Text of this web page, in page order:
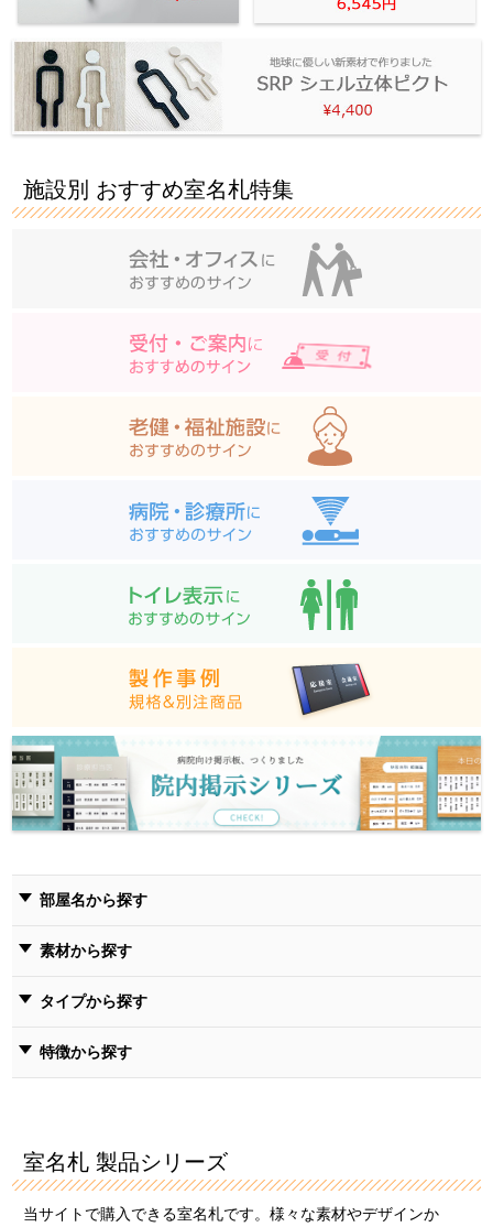
施設別 おすすめ室名札特集
部屋名から探す
素材から探す
タイプから探す
特徴から探す
室名札 製品シリーズ
当サイトで購入できる室名札です。様々な素材やデザインか